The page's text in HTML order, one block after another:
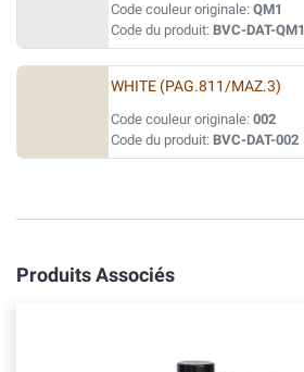
Code couleur originale: QM1
Code du produit: BVC-DAT-QM1
WHITE (PAG.811/MAZ.3)
Code couleur originale: 002
Code du produit: BVC-DAT-002
Produits Associés